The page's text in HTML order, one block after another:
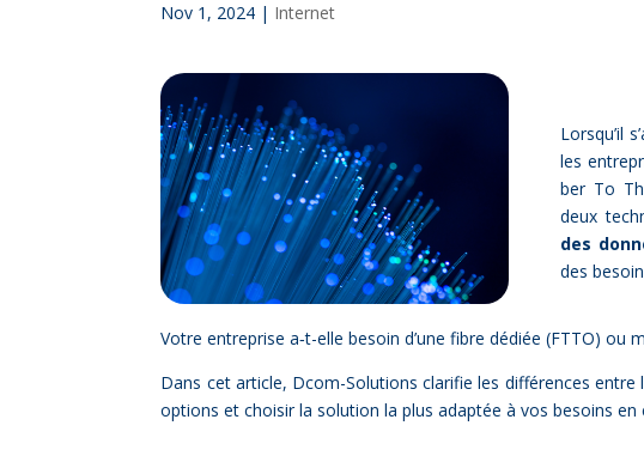
Nov 1, 2024 | Internet
Lorsqu’il
les
ber To
deux
des
des
Votre en­tre­prise a‑t-elle be­soin d’une fibre dé­diée (FTTO) ou
Dans cet ar­ticle, Dcom-So­lu­tions cla­ri­fie les dif­fé­rences
op­tions et choi­sir la so­lu­tion la plus adap­tée à vos be­soins en